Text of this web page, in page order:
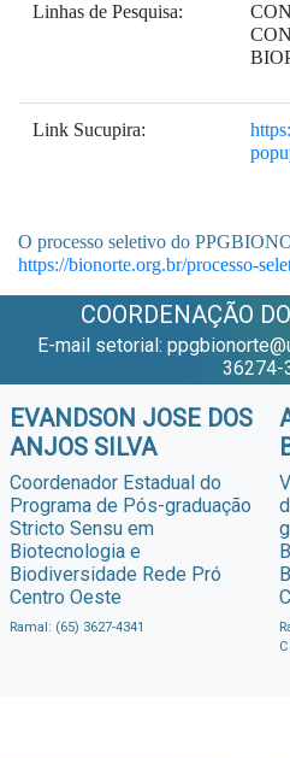
Linhas de Pesquisa:
Link Sucupira:
O processo seletivo do
https://bionorte.org.br/processo-
COORDENAÇÃO
E-mail setorial:
36274-
EVANDSON JOSE DOS
ANJOS SILVA
Coordenador Estadual do
Programa de Pós-graduação
Stricto Sensu em
Biotecnologia e
Biodiversidade Rede Pró
Centro Oeste
Ramal: (65) 3627-4341